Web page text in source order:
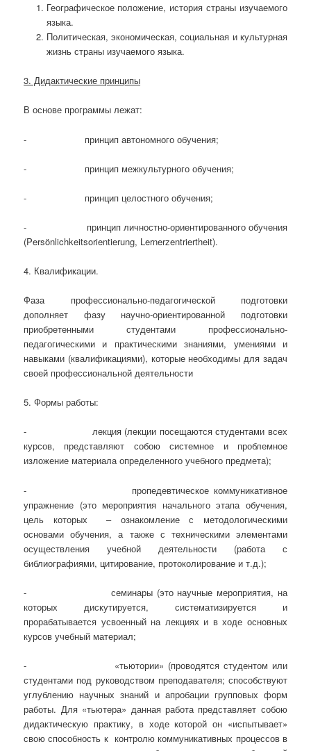
Географическое положение, история страны изучаемого
языка.
Политическая, экономическая, социальная и культурная
жизнь страны изучаемого языка.
3. Дидактические принципы
В основе программы лежат:
- принцип автономного обучения;
- принцип межкультурного обучения;
- принцип целостного обучения;
- принцип личностно-ориентированного обучения
(Persönlichkeitsorientierung, Lernerzentriertheit).
4. Квалификации.
Фаза профессионально-педагогической подготовки
дополняет фазу научно-ориентированной подготовки
приобретенными студентами профессионально-
педагогическими и практическими знаниями, умениями и
навыками (квалификациями), которые необходимы для задач
своей профессиональной деятельности
5. Формы работы:
- лекция (лекции посещаются студентами всех
курсов, представляют собою системное и проблемное
изложение материала определенного учебного предмета);
- пропедевтическое коммуникативное
упражнение (это мероприятия начального этапа обучения,
цель которых – ознакомление с методологическими
основами обучения, а также с техническими элементами
осуществления учебной деятельности (работа с
библиографиями, цитирование, протоколирование и т.д.);
- семинары (это научные мероприятия, на
которых дискутируется, систематизируется и
прорабатывается усвоенный на лекциях и в ходе основных
курсов учебный материал;
- «тьютории» (проводятся студентом или
студентами под руководством преподавателя; способствуют
углублению научных знаний и апробации групповых форм
работы. Для «тьютера» данная работа представляет собою
дидактическую практику, в ходе которой он «испытывает»
свою способность к контролю коммуникативных процессов в